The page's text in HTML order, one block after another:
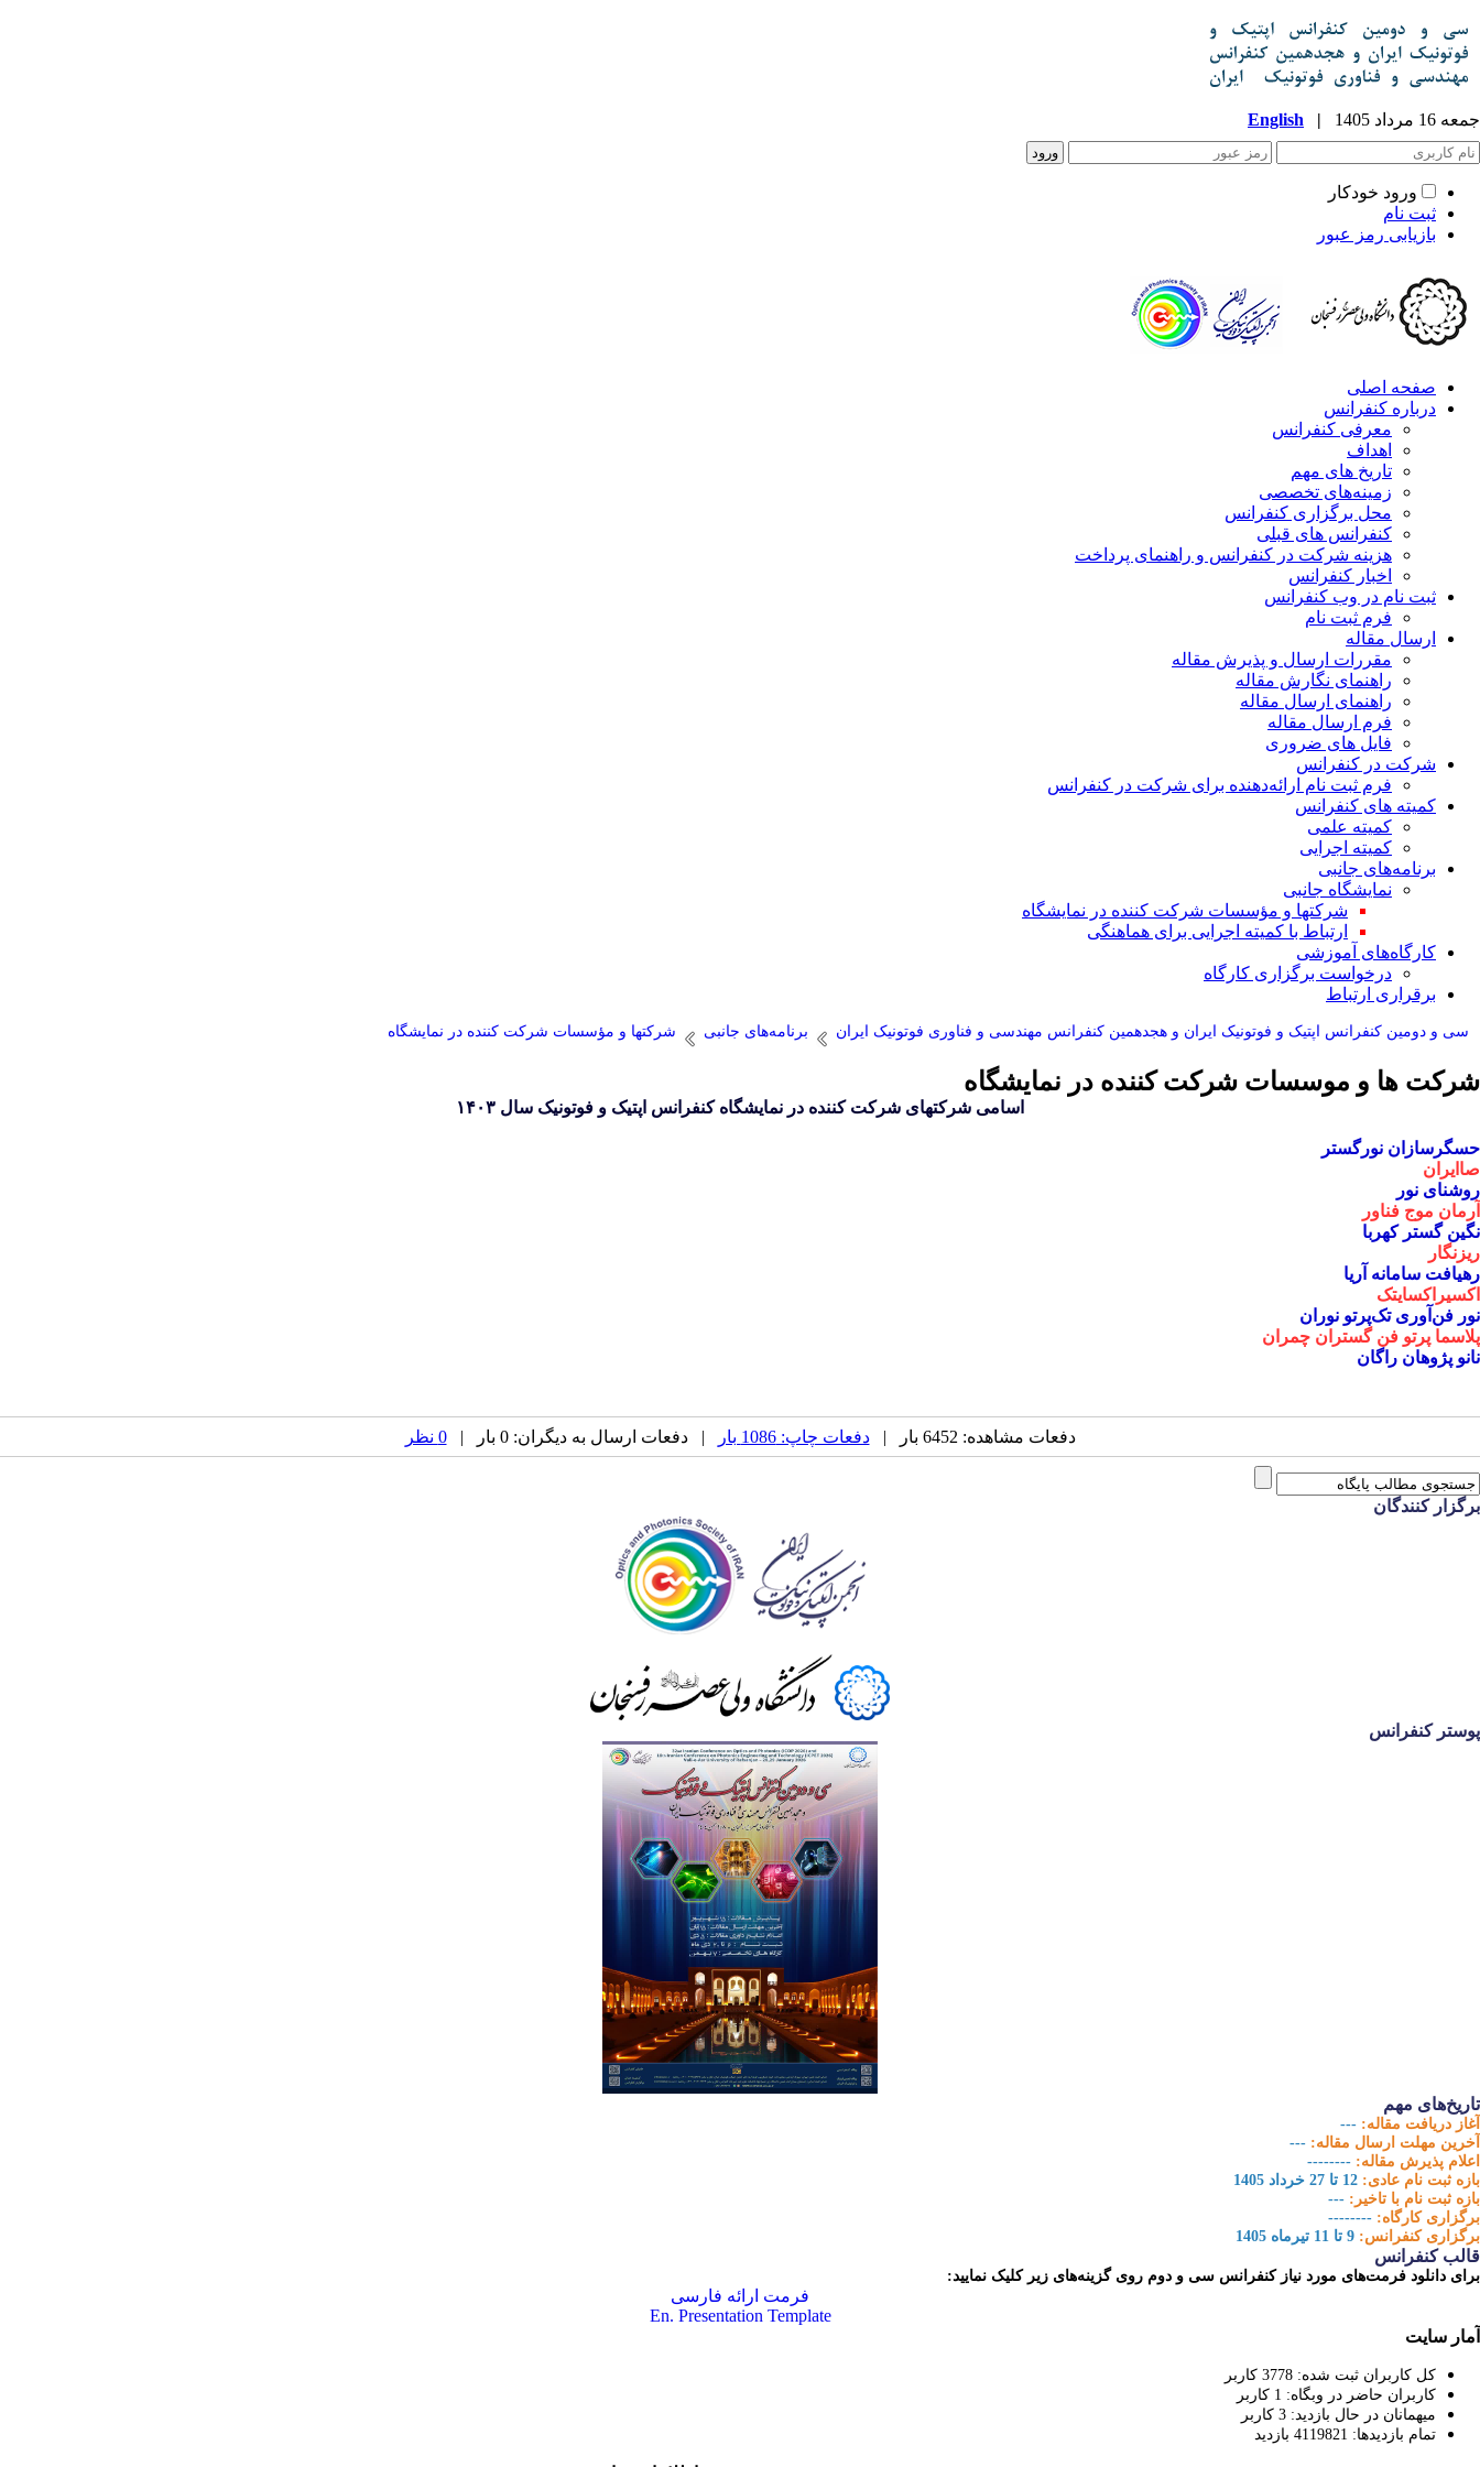
جمعه 16 مرداد 1405 |
English
ورود خودکار
ثبت نام
بازیابی رمز عبور
صفحه اصلی
درباره کنفرانس
معرفی کنفرانس
اهداف
تاریخ های مهم
زمینه‌های تخصصی
محل برگزاری کنفرانس
کنفرانس های قبلی
هزینه‌ شرکت در کنفرانس و راهنمای پرداخت
اخبار کنفرانس
ثبت نام در وب‌ کنفرانس
فرم ثبت نام
ارسال مقاله
مقررات ارسال و پذیرش مقاله
راهنمای نگارش مقاله
راهنمای ارسال مقاله
فرم ارسال مقاله
فایل های ضروری
شرکت در کنفرانس
فرم ثبت نام ارائه‌دهنده برای شرکت در کنفرانس
کمیته های کنفرانس
کمیته علمی
کمیته اجرایی
برنامه‌های جانبی
نمایشگاه جانبی
شرکتها و مؤسسات شرکت کننده در نمایشگاه
ارتباط با کمیته اجرایی برای هماهنگی
کارگاه‌های آموزشی
درخواست برگزاری کارگاه
برقراری ارتباط
سی و دومین کنفرانس اپتيک و فوتونيک ایران و هجدهمين کنفرانس مهندسی و فناوری فوتونيک ايران برنامه‌های جانبی شرکتها و مؤسسات شرکت کننده در نمایشگاه
شرکت ها و موسسات شرکت کننده در نمایشگاه
اسامی شرکتهای شرکت کننده در نمایشگاه کنفرانس اپتیک و فوتونیک سال ۱۴۰۳
حسگرسازان نورگستر
صاایران
روشنای نور
آرمان موج فناور
نگین گستر کهربا
ریزنگار
رهیافت سامانه آریا
اکسیراکسایتک
نور فن‌آوری تک‌پرتو نوران
پلاسما پرتو فن گستران چمران
نانو پژوهان راگان
دفعات مشاهده: 6452 بار | دفعات چاپ: 1086 بار | دفعات ارسال به دیگران: 0 بار | 0 نظر
برگزار کنندگان
پوستر کنفرانس
تاریخ‌های مهم
آغاز دریافت مقاله: ---
آخرین مهلت ارسال مقاله: ---
اعلام پذیرش مقاله: --------
بازه‏ ثبت نام عادی: 12 تا 27 خرداد 1405
بازه ثبت نام با تاخیر: ---
برگزاری کارگاه: --------
برگزاری کنفرانس: 9 تا 11 تیرماه 1405
قالب کنفرانس
برای دانلود فرمت‌های مورد نیاز کنفرانس سی و دوم روی گزینه‌های زیر کلیک نمایید:
فرمت ارائه فارسی
En. Presentation Template
آمار سایت
کل کاربران ثبت شده: 3778 کاربر
کاربران حاضر در وبگاه: 1 کاربر
میهمانان در حال بازدید: 3 کاربر
تمام بازدید‌ها: 4119821 بازدید